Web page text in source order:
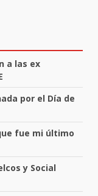
a las ex
por el Día de
fue mi último
y Social